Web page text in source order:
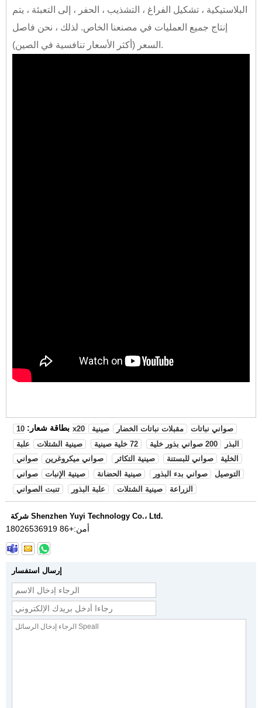
البلاستيكية ، تشكيل الفراغ ، التشذيب ، الحفر ، إلى التعبئة ، يتم
إنتاج جميع العمليات في مصنعنا الخاص. لذلك ، نحن فاصل
السعر (أكثر الأسعار تنافسية في الصين).
بطاقة شعار: 10x20 صواني نباتات مقبلات نباتات الخضار
صينية
البذر
200 صواني بذور خلية 72 خلية صينية صينية الشتلات
علبة
الخلية
صواني للبستنة صينية التكاثر صواني ميكروغرين
صواني
التوصيل
صواني بدء البذور صينية الحضانة صينية الإنبات
صواني
الزراعة
صينية الشتلات علبة البذور تنبت الصواني
شركة Shenzhen Yuyi Technology Co.، Ltd.
أمن:+86 18026536919
إرسال استفسار